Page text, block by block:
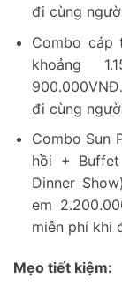
đi cùng
Combo
khoảng
đi cùng
Combo Sun
hồi +
Dinner
em
miễn phí khi
Mẹo tiết kiệm: